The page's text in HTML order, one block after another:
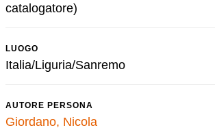
catalogatore)
LUOGO
Italia/Liguria/Sanremo
AUTORE PERSONA
Giordano, Nicola